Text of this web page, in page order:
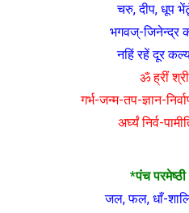
चरु, दीप, धूप
भगवज्-जिनेन्द्र
नहिं रहें दूर
ॐ ह्रीं
गर्भ-जन्म-तप-ज्ञान-
अर्घ्यं निर्व-
*पंच परमेष्ठी
जल, फल, धाँ-